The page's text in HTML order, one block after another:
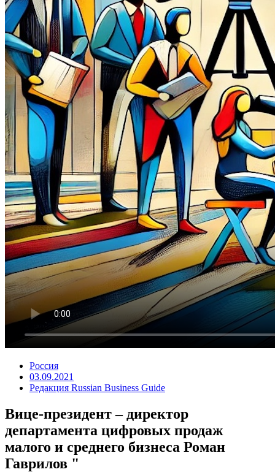
Россия
03.09.2021
Редакция Russian Business Guide
Вице-президент – директор
департамента цифровых продаж
малого и среднего бизнеса Роман
Гаврилов "